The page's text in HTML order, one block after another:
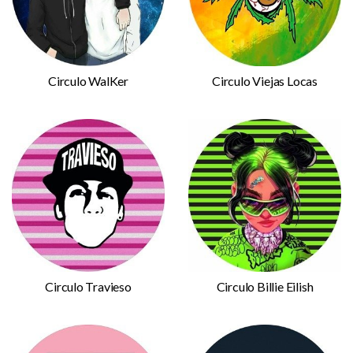
Circulo WalKer Circulo Viejas Locas
Circulo Travieso Circulo Billie Eilish